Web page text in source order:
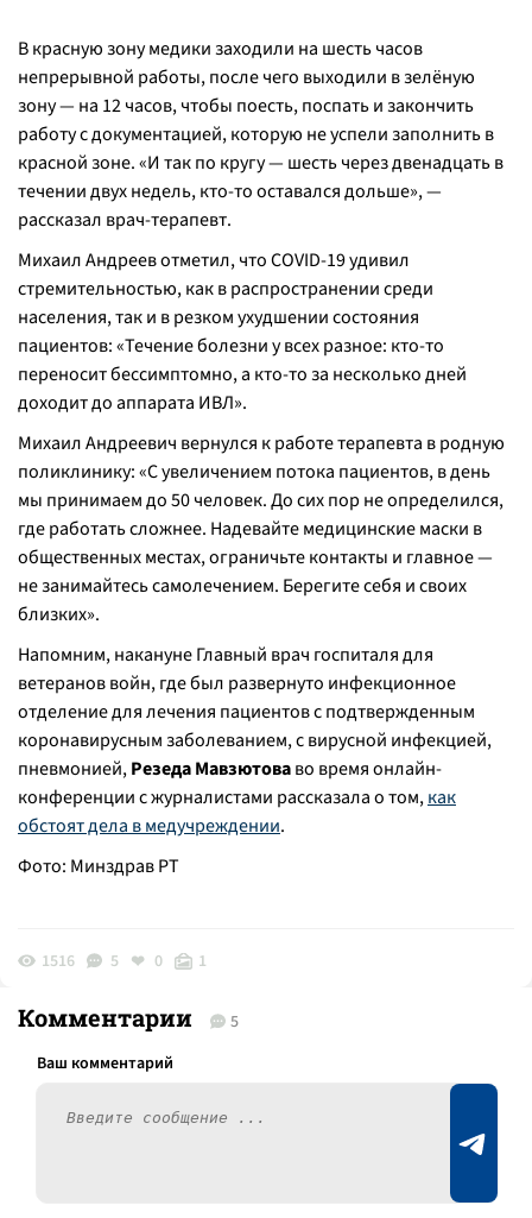
В красную зону медики заходили на шесть часов
непрерывной работы, после чего выходили в зелёную
зону — на 12 часов, чтобы поесть, поспать и закончить
работу с документацией, которую не успели заполнить в
красной зоне. «И так по кругу — шесть через двенадцать в
течении двух недель, кто-то оставался дольше», —
рассказал врач-терапевт.
Михаил Андреев отметил, что COVID-19 удивил
стремительностью, как в распространении среди
населения, так и в резком ухудшении состояния
пациентов: «Течение болезни у всех разное: кто-то
переносит бессимптомно, а кто-то за несколько дней
доходит до аппарата ИВЛ».
Михаил Андреевич вернулся к работе терапевта в родную
поликлинику: «С увеличением потока пациентов, в день
мы принимаем до 50 человек. До сих пор не определился,
где работать сложнее. Надевайте медицинские маски в
общественных местах, ограничьте контакты и главное —
не занимайтесь самолечением. Берегите себя и своих
близких».
Напомним, накануне Главный врач госпиталя для
ветеранов войн, где был развернуто инфекционное
отделение для лечения пациентов с подтвержденным
коронавирусным заболеванием, с вирусной инфекцией,
пневмонией,Резеда Мавзютоваво время онлайн-
конференции с журналистами рассказала о том,как
обстоят дела в медучреждении.
Фото: Минздрав РТ
1516 5 0 1
Комментарии 5